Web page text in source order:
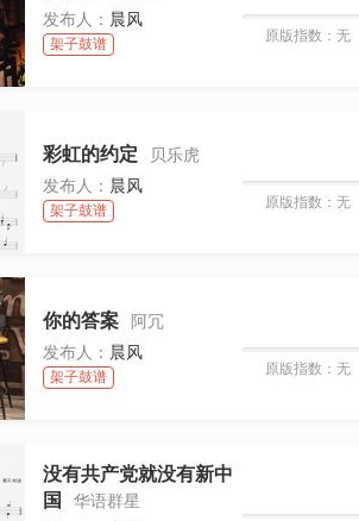
发布人： 晨风
架子鼓谱
原版指数：无
彩虹的约定
贝乐虎
发布人： 晨风
架子鼓谱
原版指数：无
你的答案
阿冗
发布人： 晨风
架子鼓谱
原版指数：无
没有共产党就没有新中
国
华语群星